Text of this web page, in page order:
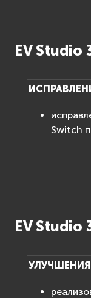
EV Studio
Switch
EV Studio
УЛУЧШЕНИЯ